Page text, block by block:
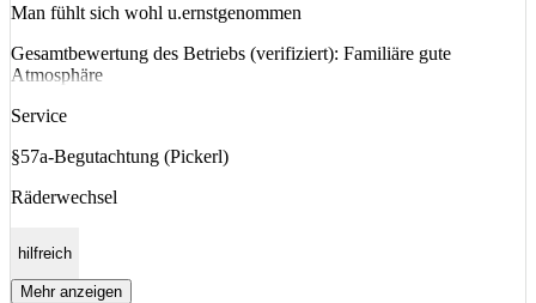
Man fühlt sich wohl u.ernstgenommen
Gesamtbewertung des Betriebs (verifiziert): Familiäre gute
Atmosphäre
Service
§57a-Begutachtung (Pickerl)
Räderwechsel
hilfreich
Mehr anzeigen